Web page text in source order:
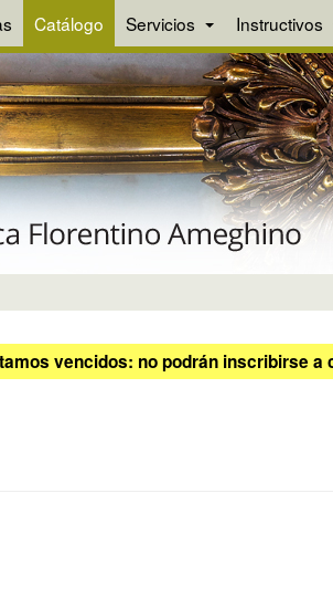
Catálogo Servicios Instructivos
vencidos: no podrán inscribirse